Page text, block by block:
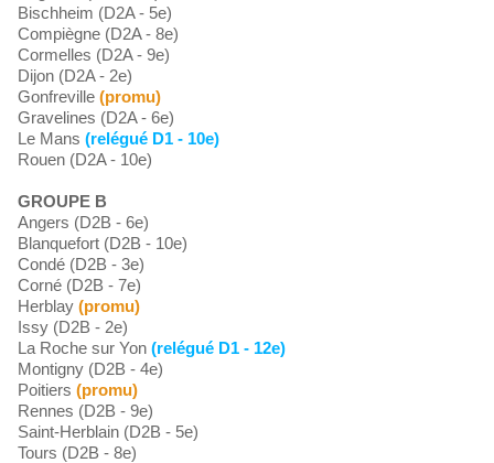
Bischheim (D2A - 5e)
Compiègne (D2A - 8e)
Cormelles (D2A - 9e)
Dijon (D2A - 2e)
Gonfreville (promu)
Gravelines (D2A - 6e)
Le Mans (relégué D1 - 10e)
Rouen (D2A - 10e)
GROUPE B
Angers (D2B - 6e)
Blanquefort (D2B - 10e)
Condé (D2B - 3e)
Corné (D2B - 7e)
Herblay (promu)
Issy (D2B - 2e)
La Roche sur Yon (relégué D1 - 12e)
Montigny (D2B - 4e)
Poitiers (promu)
Rennes (D2B - 9e)
Saint-Herblain (D2B - 5e)
Tours (D2B - 8e)